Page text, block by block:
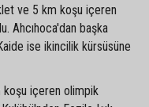
ve 5 km koşu içeren
Ahcıhoca'dan başka
ise ikincilik kürsüsüne
içeren olimpik